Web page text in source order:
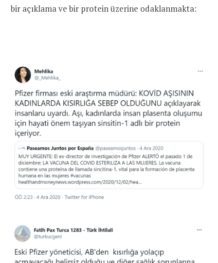
bir açıklama ve bir protein üzerine odaklanmakta: